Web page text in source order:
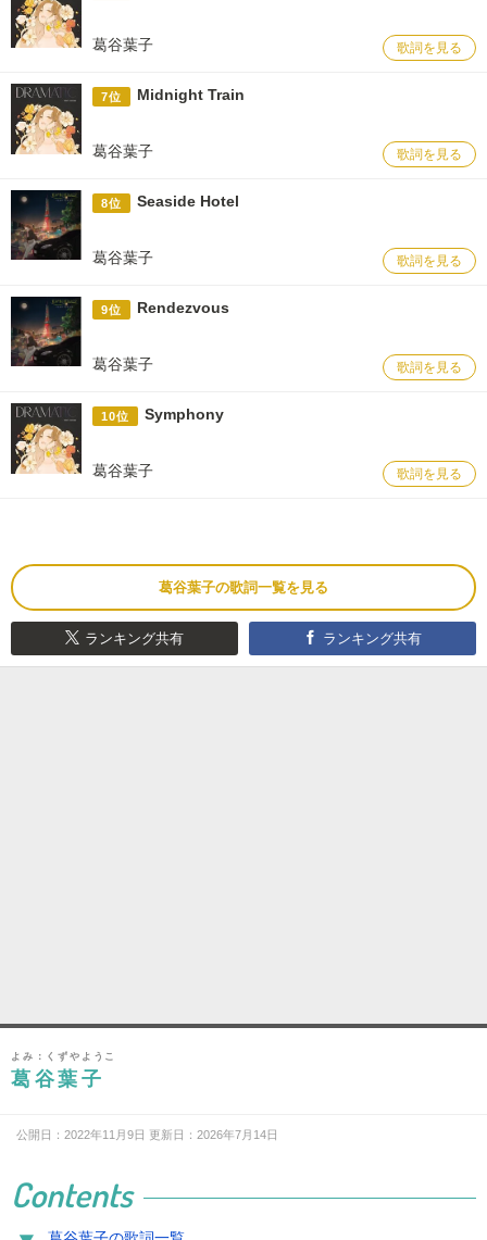
葛谷葉子 歌詞を見る
7位 Midnight Train
葛谷葉子 歌詞を見る
8位 Seaside Hotel
葛谷葉子 歌詞を見る
9位 Rendezvous
葛谷葉子 歌詞を見る
10位 Symphony
葛谷葉子 歌詞を見る
葛谷葉子の歌詞一覧を見る
ランキング共有 ランキング共有
よみ：くずやようこ
葛谷葉子
公開日：2022年11月9日 更新日：2026年7月14日
Contents